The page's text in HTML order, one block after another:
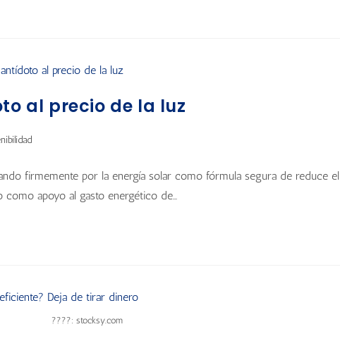
al precio de la luz
firmemente por la energía solar como fórmula segura de reduce el
apoyo al gasto energético de…
????: stocksy.com